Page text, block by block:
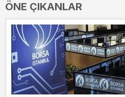
ÖNE ÇIKANLAR